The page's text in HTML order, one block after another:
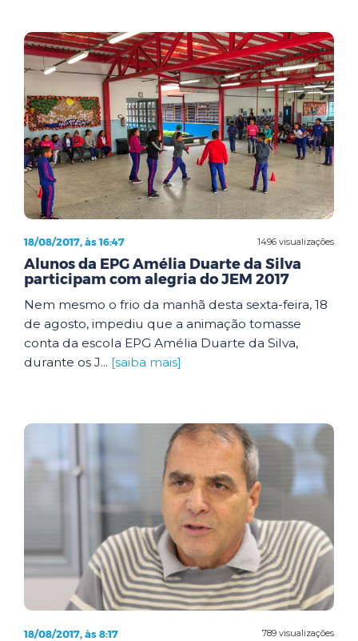
1496 visualizações
18/08/2017, às 16:47
Alunos da EPG Amélia Duarte da Silva
participam com alegria do JEM 2017
Nem mesmo o frio da manhã desta sexta-feira, 18
de agosto, impediu que a animação tomasse
conta da escola EPG Amélia Duarte da Silva,
durante os J... [saiba mais]
789 visualizações
18/08/2017, às 8:17